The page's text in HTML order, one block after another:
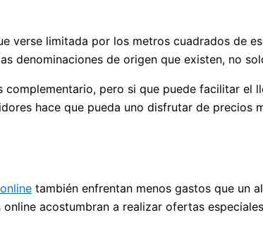
verse limitada por los metros cuadrados de
denominaciones de origen que existen, no
pero si que puede facilitar el
hace que pueda uno disfrutar de precios
también enfrentan menos gastos que un
acostumbran a realizar ofertas